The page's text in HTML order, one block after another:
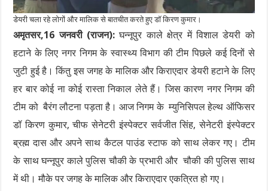
डेयरी चला रहे लोगों और मालिक से बातचीत करते हुए डॉ किरण कुमार।
अमृतसर,16 जनवरी (राजन):घन्नूपुर काले क्षेत्र में विशाल डेयरी को
हटाने के लिए नगर निगम के स्वास्थ्य विभाग की टीम पिछले कई दिनों से
जुटी हुई है। किंतु इस जगह के मालिक और किराएदार डेयरी हटाने के लिए
हर बार कोई ना कोई रास्ता निकाल लेते हैं। जिस कारण नगर निगम की
टीम को बैरंग लौटना पड़ता है। आज निगम के म्युनिसिपल हेल्थ ऑफिसर
डॉ किरण कुमार, चीफ सेनेटरी इंस्पेक्टर सर्वजीत सिंह, सेनेटरी इंस्पेक्टर
ब्रह्म दास और अपने साथ कैटल पाउंड स्टाफ को साथ लेकर गए। टीम
के साथ घन्नूपुर काले पुलिस चौकी के प्रभारी और चौकी की पुलिस साथ
में थी। मौके पर जगह के मालिक और किराएदार एकत्रित हो गए।